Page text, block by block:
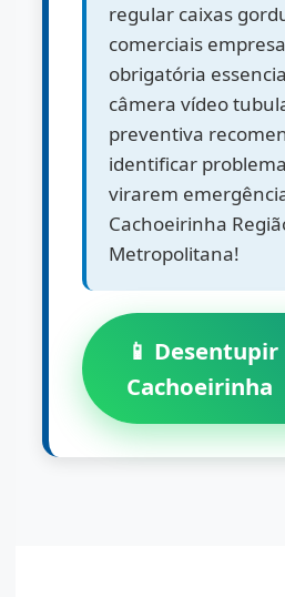
regular caixas
comerciais
obrigatória
câmera vídeo
preventiva
identificar
virarem
Cachoeirinha
Metropolitana!
📱
Cachoeirinha